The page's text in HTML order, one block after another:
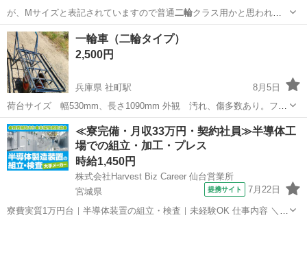
が、Mサイズと表記されていますので普通二輪クラス用かと思われま
す。
宮崎 都城市 その他
一輪車（二輪タイプ）
2,500円
兵庫県 社町駅
8月5日
荷台サイズ 幅530mm、長さ1090mm 外観 汚れ、傷多数あり。フレ
ームやハンドル部の変形なし。 荷物落下防止の為のパイプが前後変形
しています。 タイヤ パンクなし 月曜から土曜日まで指定場所にて18
時頃に対応いたしま...
兵庫 加西市 社町駅 その他 二輪
≪寮完備・月収33万円・契約社員≫半導体工
場での組立・加工・プレス
時給1,450円
株式会社Harvest Biz Career 仙台営業所
宮城県
提携サイト 7月22日
寮費実質1万円台｜半導体装置の組立・検査｜未経験OK 仕事内容 ＼半